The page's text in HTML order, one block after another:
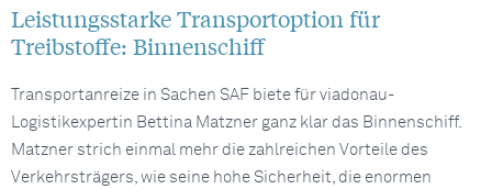
Leistungsstarke Transportoption für
Treibstoffe: Binnenschiff
Transportanreize in Sachen SAF biete für viadonau-
Logistikexpertin Bettina Matzner ganz klar das Binnenschiff.
Matzner strich einmal mehr die zahlreichen Vorteile des
Verkehrsträgers, wie seine hohe Sicherheit, die enormen